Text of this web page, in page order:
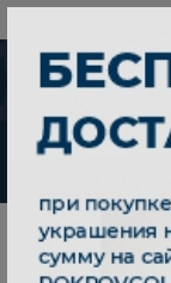
Главная Каталог
момента оплаты